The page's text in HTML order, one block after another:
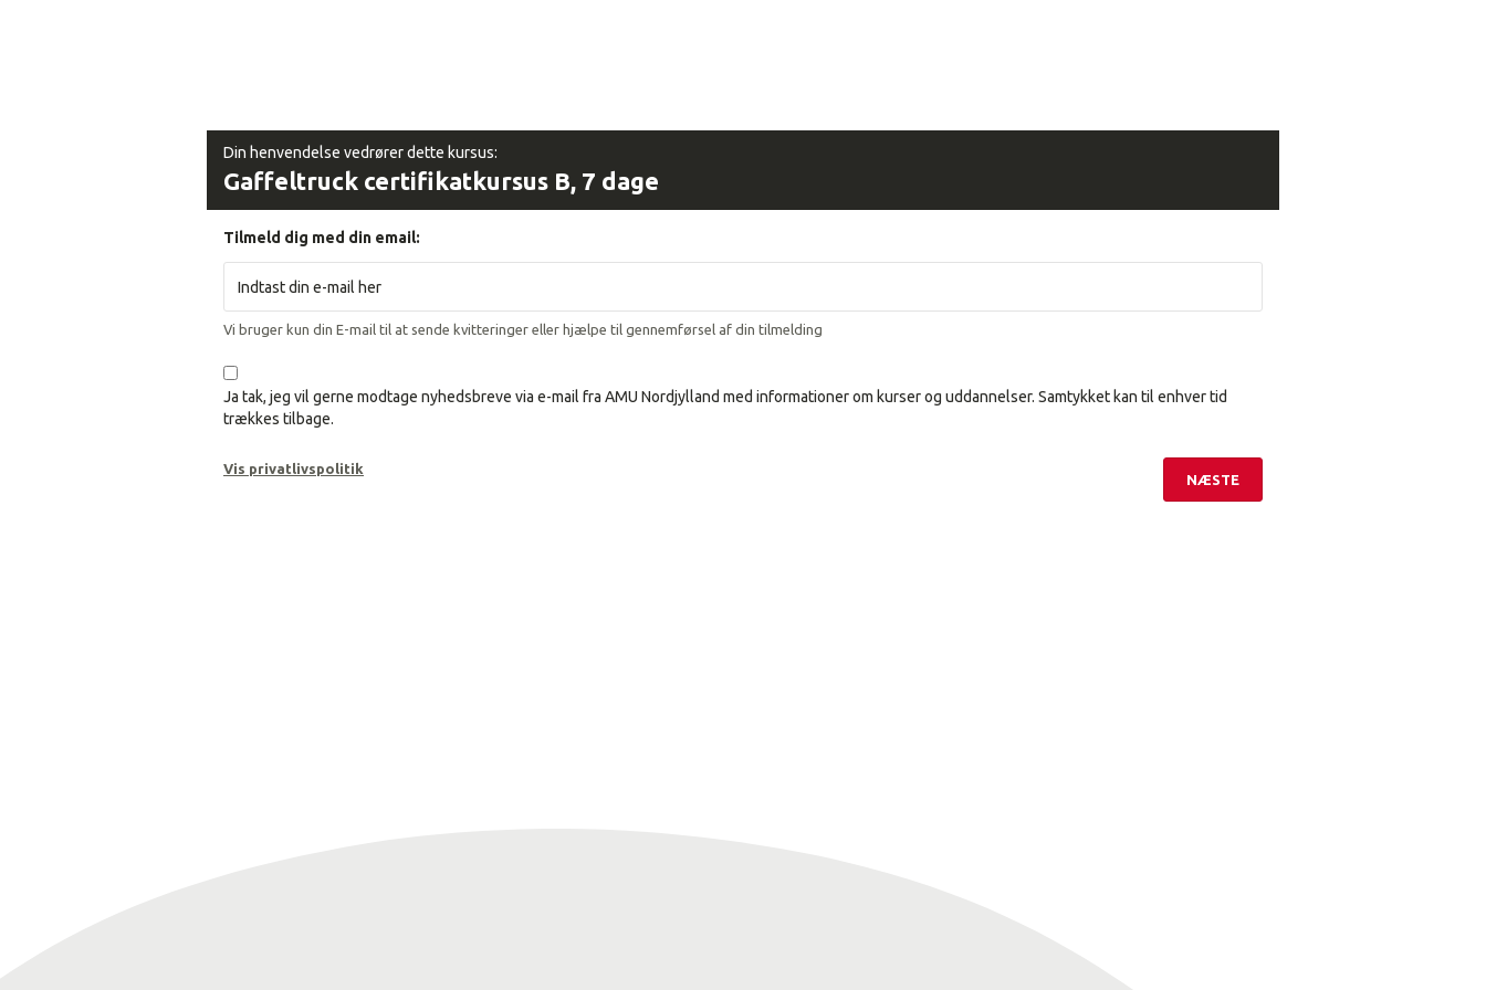
Din henvendelse vedrører dette kursus:
Gaffeltruck certifikatkursus B, 7 dage
Tilmeld dig med din email:
Vi bruger kun din E-mail til at sende kvitteringer eller hjælpe til gennemførsel af din tilmelding
Ja tak, jeg vil gerne modtage nyhedsbreve via e-mail fra AMU Nordjylland med informationer om kurser og uddannelser. Samtykket kan til enhver tid
trækkes tilbage.
Vis privatlivspolitik